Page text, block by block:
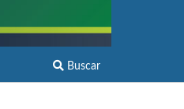
Buscar